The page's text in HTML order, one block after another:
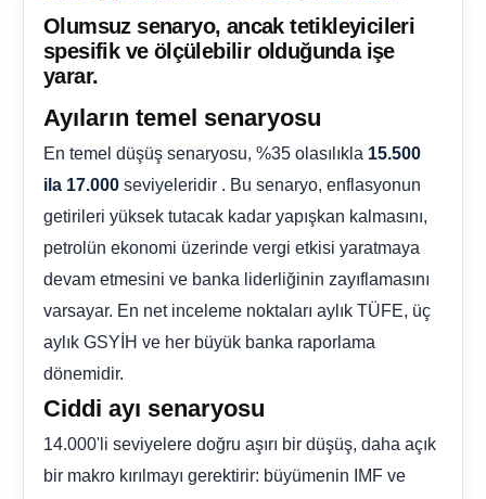
Olumsuz senaryo, ancak tetikleyicileri
spesifik ve ölçülebilir olduğunda işe
yarar.
Ayıların temel senaryosu
En temel düşüş senaryosu, %35 olasılıkla 15.500
ila 17.000 seviyeleridir . Bu senaryo, enflasyonun
getirileri yüksek tutacak kadar yapışkan kalmasını,
petrolün ekonomi üzerinde vergi etkisi yaratmaya
devam etmesini ve banka liderliğinin zayıflamasını
varsayar. En net inceleme noktaları aylık TÜFE, üç
aylık GSYİH ve her büyük banka raporlama
dönemidir.
Ciddi ayı senaryosu
14.000'li seviyelere doğru aşırı bir düşüş, daha açık
bir makro kırılmayı gerektirir: büyümenin IMF ve